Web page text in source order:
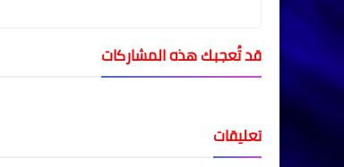
قد تُعجبك هذه المشاركات
تعليقات